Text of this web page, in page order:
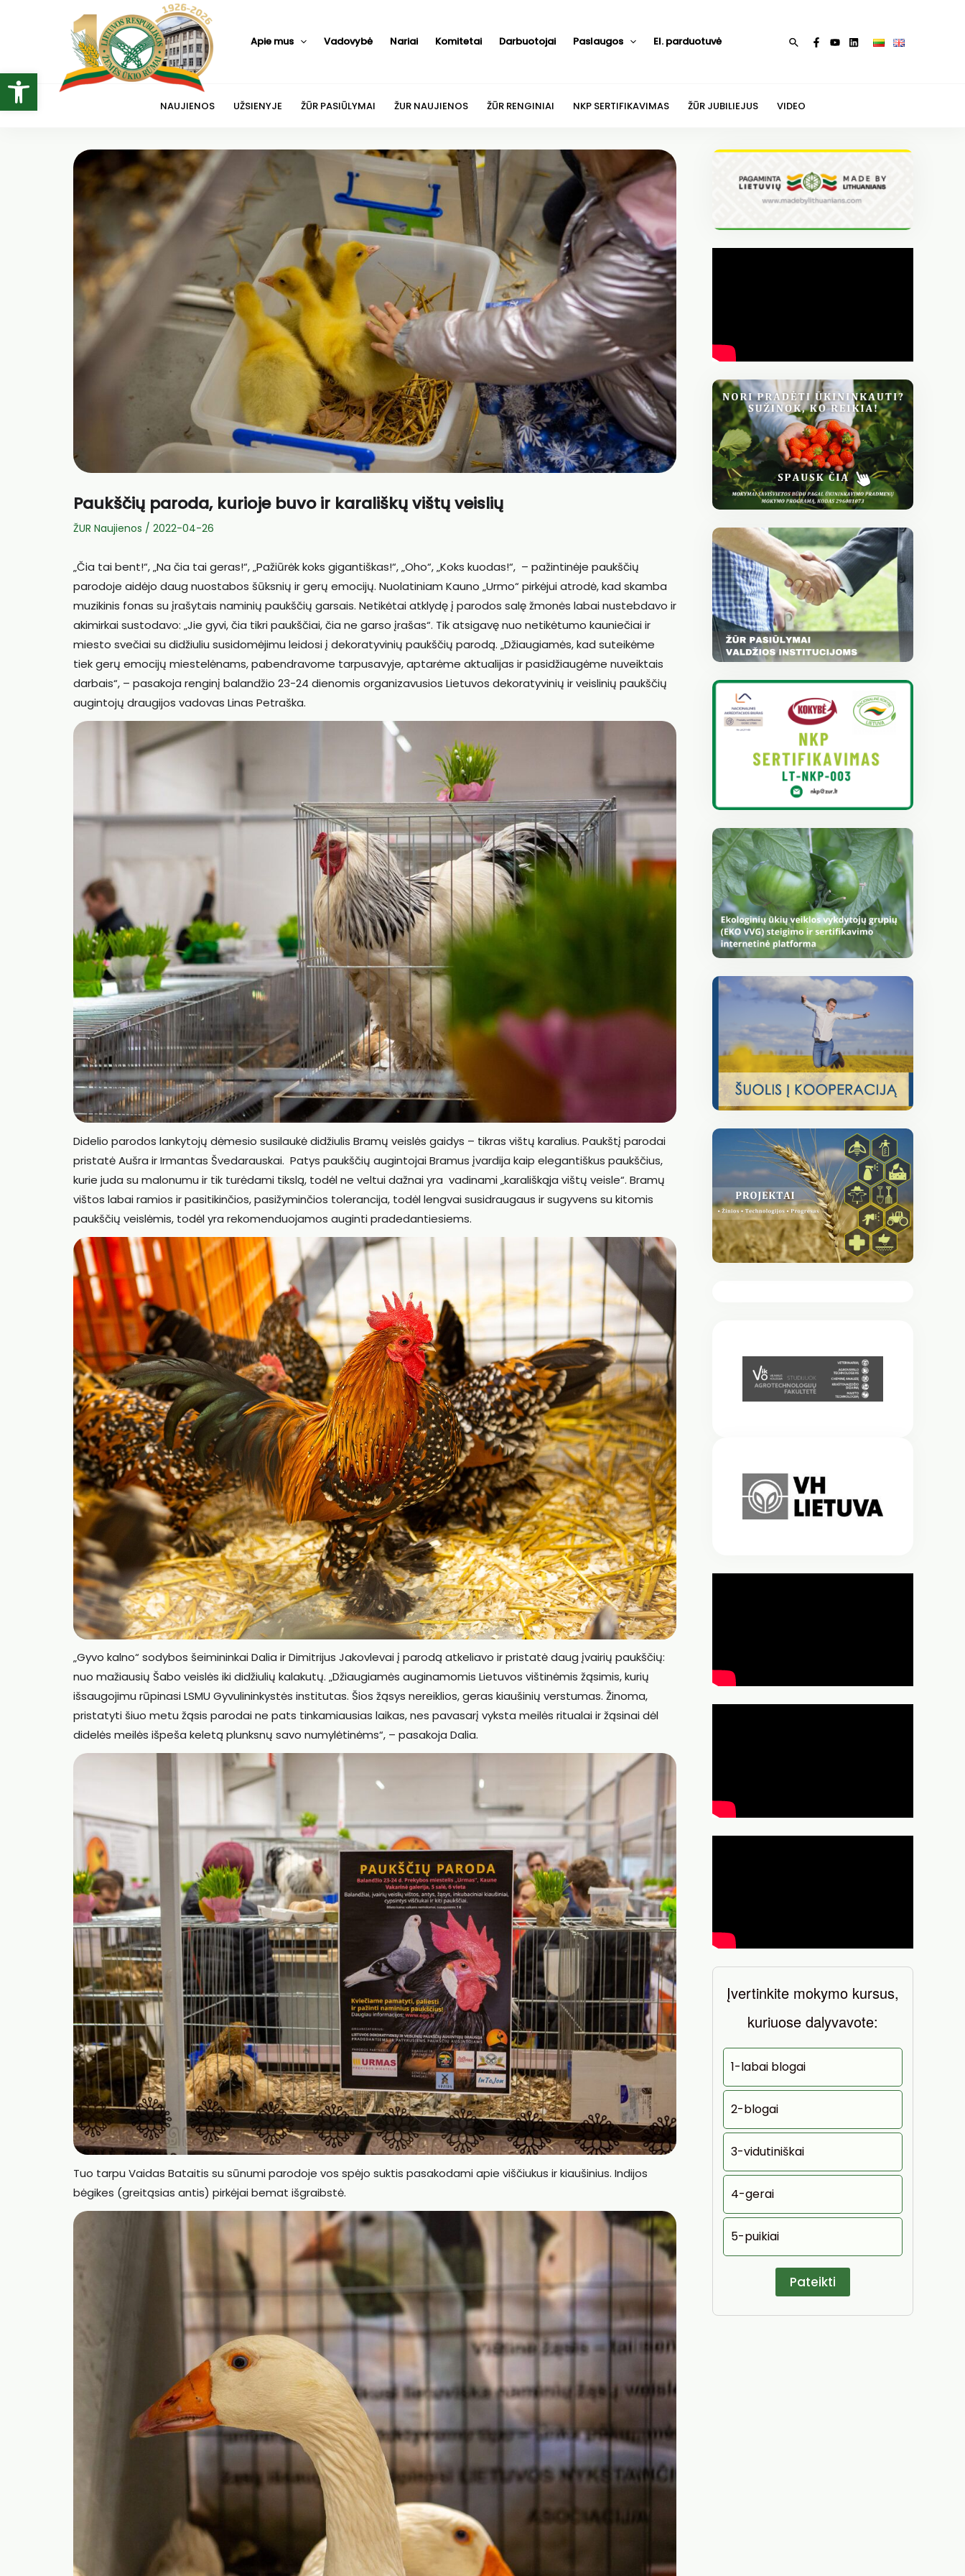
Open toolbar
Apie mus Vadovybė Nariai Komitetai Darbuotojai Paslaugos El. parduotuvė Paieška
NAUJIENOS UŽSIENYJE ŽŪR PASIŪLYMAI ŽUR NAUJIENOS ŽŪR RENGINIAI NKP SERTIFIKAVIMAS ŽŪR JUBILIEJUS VIDEO
Paukščių paroda, kurioje buvo ir karališkų vištų veislių
ŽUR Naujienos / 2022-04-26
„Čia tai bent!“, „Na čia tai geras!“, „Pažiūrėk koks gigantiškas!“, „Oho“, „Koks kuodas!“, – pažintinėje paukščių
parodoje aidėjo daug nuostabos šūksnių ir gerų emocijų. Nuolatiniam Kauno „Urmo“ pirkėjui atrodė, kad skamba
muzikinis fonas su įrašytais naminių paukščių garsais. Netikėtai atklydę į parodos salę žmonės labai nustebdavo ir
akimirkai sustodavo: „Jie gyvi, čia tikri paukščiai, čia ne garso įrašas“. Tik atsigavę nuo netikėtumo kauniečiai ir
miesto svečiai su didžiuliu susidomėjimu leidosi į dekoratyvinių paukščių parodą. „Džiaugiamės, kad suteikėme
tiek gerų emocijų miestelėnams, pabendravome tarpusavyje, aptarėme aktualijas ir pasidžiaugėme nuveiktais
darbais“, – pasakoja renginį balandžio 23-24 dienomis organizavusios Lietuvos dekoratyvinių ir veislinių paukščių
augintojų draugijos vadovas Linas Petraška.
Didelio parodos lankytojų dėmesio susilaukė didžiulis Bramų veislės gaidys – tikras vištų karalius. Paukštį parodai
pristatė Aušra ir Irmantas Švedarauskai. Patys paukščių augintojai Bramus įvardija kaip elegantiškus paukščius,
kurie juda su malonumu ir tik turėdami tikslą, todėl ne veltui dažnai yra vadinami „karališkąja vištų veisle“. Bramų
vištos labai ramios ir pasitikinčios, pasižyminčios tolerancija, todėl lengvai susidraugaus ir sugyvens su kitomis
paukščių veislėmis, todėl yra rekomenduojamos auginti pradedantiesiems.
„Gyvo kalno“ sodybos šeimininkai Dalia ir Dimitrijus Jakovlevai į parodą atkeliavo ir pristatė daug įvairių paukščių:
nuo mažiausių Šabo veislės iki didžiulių kalakutų. „Džiaugiamės auginamomis Lietuvos vištinėmis žąsimis, kurių
išsaugojimu rūpinasi LSMU Gyvulininkystės institutas. Šios žąsys nereiklios, geras kiaušinių verstumas. Žinoma,
pristatyti šiuo metu žąsis parodai ne pats tinkamiausias laikas, nes pavasarį vyksta meilės ritualai ir žąsinai dėl
didelės meilės išpeša keletą plunksnų savo numylėtinėms“, – pasakoja Dalia.
Tuo tarpu Vaidas Bataitis su sūnumi parodoje vos spėjo suktis pasakodami apie viščiukus ir kiaušinius. Indijos
bėgikes (greitąsias antis) pirkėjai bemat išgraibstė.
Įvertinkite mokymo kursus,
kuriuose dalyvavote:
1-labai blogai
2-blogai
3-vidutiniškai
4-gerai
5-puikiai